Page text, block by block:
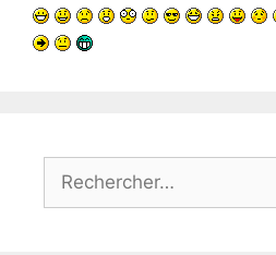
Rechercher :